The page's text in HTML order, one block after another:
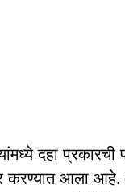
दहा प्रकारची
करण्‍यात आला